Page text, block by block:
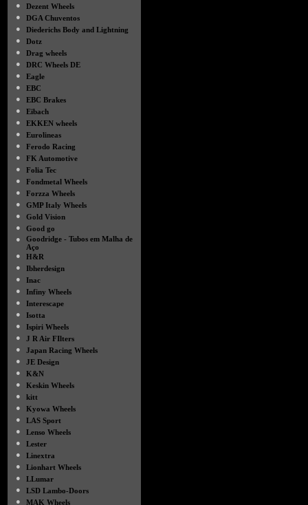
●
Dezent Wheels
●
DGA Chuventos
●
Diederichs Body and Lightning
●
Dotz
●
Drag wheels
●
DRC Wheels DE
●
Eagle
●
EBC
●
EBC Brakes
●
Eibach
●
EKKEN wheels
●
Eurolineas
●
Ferodo Racing
●
FK Automotive
●
Folia Tec
●
Fondmetal Wheels
●
Forzza Wheels
●
GMP Italy Wheels
●
Gold Vision
●
Good go
●
Goodridge - Tubos em Malha de
Aço
●
H&R
●
Ibherdesign
●
Inac
●
Infiny Wheels
●
Interescape
●
Isotta
●
Ispiri Wheels
●
J R Air FIlters
●
Japan Racing Wheels
●
JE Design
●
K&N
●
Keskin Wheels
●
kitt
●
Kyowa Wheels
●
LAS Sport
●
Lenso Wheels
●
Lester
●
Linextra
●
Lionhart Wheels
●
LLumar
●
LSD Lambo-Doors
●
MAK Wheels